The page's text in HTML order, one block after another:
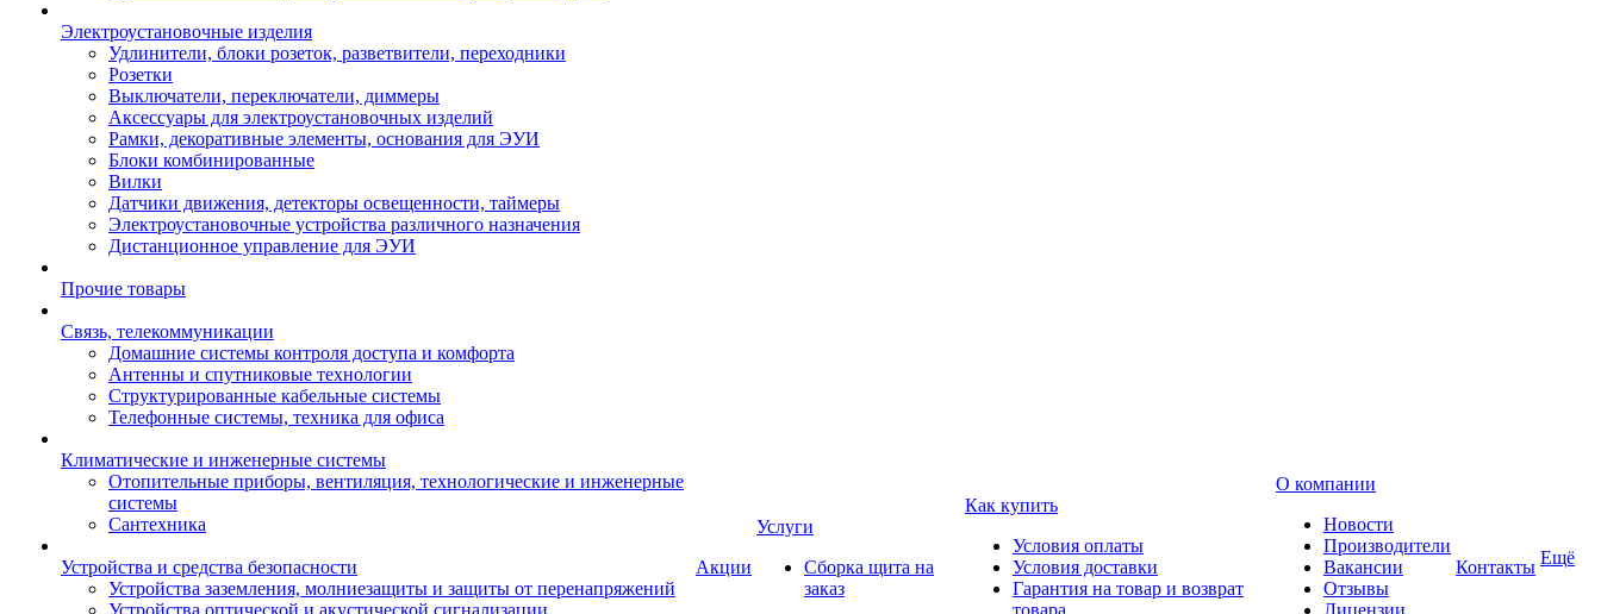
Электроустановочные изделия
Удлинители, блоки розеток, разветвители, переходники
Розетки
Выключатели, переключатели, диммеры
Аксессуары для электроустановочных изделий
Рамки, декоративные элементы, основания для ЭУИ
Блоки комбинированные
Вилки
Датчики движения, детекторы освещенности, таймеры
Электроустановочные устройства различного назначения
Дистанционное управление для ЭУИ
Прочие товары
Связь, телекоммуникации
Домашние системы контроля доступа и комфорта
Антенны и спутниковые технологии
Структурированные кабельные системы
Телефонные системы, техника для офиса
Климатические и инженерные системы
Отопительные приборы, вентиляция, технологические и инженерные
системы
Сантехника
Устройства и средства безопасности
Устройства заземления, молниезащиты и защиты от перенапряжений
Устройства оптической и акустической сигнализации
Акции
Услуги
Сборка щита на
заказ
Как купить
Условия оплаты
Условия доставки
Гарантия на товар и возврат
товара
О компании
Новости
Производители
Вакансии
Отзывы
Лицензии
Контакты Ещё